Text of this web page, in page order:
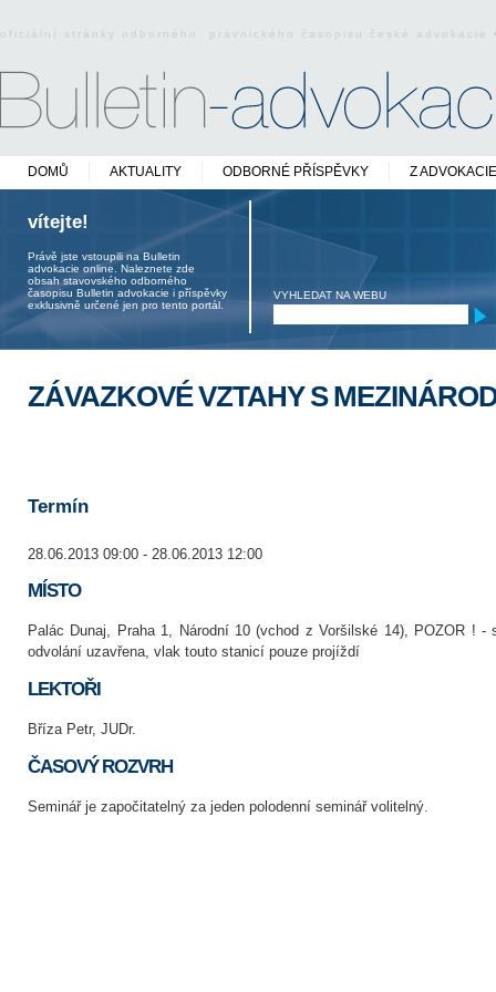
oficiální stránky odborného právnického časopisu české
DOMŮ AKTUALITY ODBORNÉ PŘÍSPĚVKY Z ADVOKACIE
vítejte!
Právě jste vstoupili na Bulletin
advokacie online. Naleznete zde
obsah stavovského odborného
časopisu Bulletin advokacie i příspěvky
exklusivně určené jen pro tento portál.
VYHLEDAT NA WEBU
ZÁVAZKOVÉ VZTAHY S
Termín
28.06.2013 09:00 - 28.06.2013 12:00
MÍSTO
Palác Dunaj, Praha 1, Národní 10 (vchod z Voršilské 14), POZOR ! -
odvolání uzavřena, vlak touto stanicí pouze projíždí
LEKTOŘI
Bříza Petr, JUDr.
ČASOVÝ ROZVRH
Seminář je započitatelný za jeden polodenní seminář volitelný.